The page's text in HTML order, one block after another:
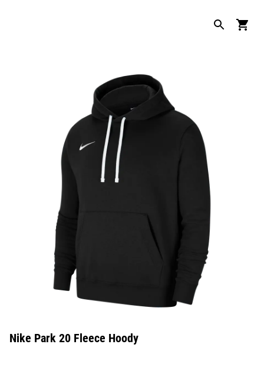
Nike Park 20 Fleece Hoody